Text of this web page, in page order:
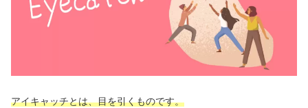
アイキャッチとは、目を引くものです。